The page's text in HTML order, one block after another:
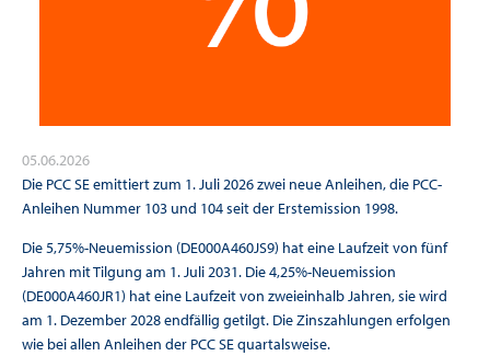
05.06.2026
Die PCC SE emittiert zum 1. Juli 2026 zwei neue Anleihen, die PCC-
Anleihen Nummer 103 und 104 seit der Erstemission 1998.
Die 5,75%-Neuemission (DE000A460JS9) hat eine Laufzeit von fünf
Jahren mit Tilgung am 1. Juli 2031. Die 4,25%-Neuemission
(DE000A460JR1) hat eine Laufzeit von zweieinhalb Jahren, sie wird
am 1. Dezember 2028 endfällig getilgt. Die Zinszahlungen erfolgen
wie bei allen Anleihen der PCC SE quartalsweise.